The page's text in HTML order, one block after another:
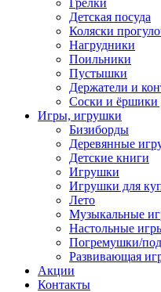
Детская посуда
Коляски
Нагрудники
Поильники
Пустышки
Держатели и
Соски и ёршики
Игры, игрушки
Бизиборды
Деревянные
Детские книги
Игрушки
Игрушки для
Лето
Музыкальные
Настольные
Погремушки/
Развивающая
Акции
Контакты